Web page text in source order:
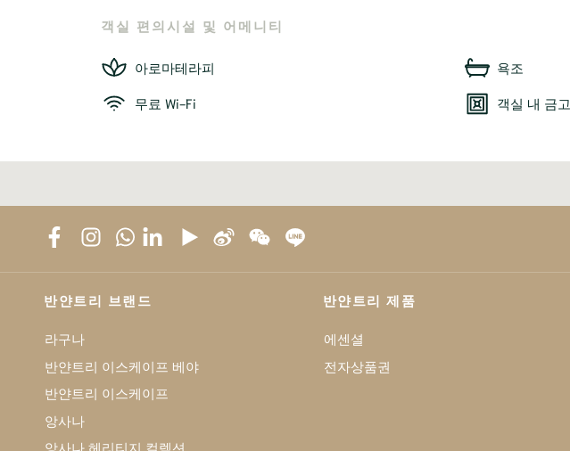
객실 편의시설 및 어메니티
아로마테라피 욕조
무료 Wi-Fi
객실 내 금고
반얀트리 브랜드
라구나
반얀트리 이스케이프 베야
반얀트리 이스케이프
앙사나
앙사나 헤리티지 컬렉션
반얀트리 제품
에센셜
전자상품권